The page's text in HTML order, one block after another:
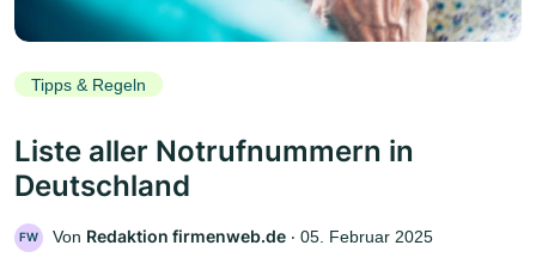
Tipps & Regeln
Liste aller Notrufnummern in
Deutschland
FW Von Redaktion firmenweb.de ‧ 05. Februar 2025